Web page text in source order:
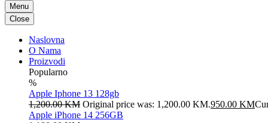
Menu
Close
Naslovna
O Nama
Proizvodi
Popularno
%
Apple Iphone 13 128gb
1,200.00KM Original price was: 1,200.00 KM.950.00 KM
Apple iPhone 14 256GB